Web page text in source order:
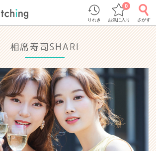
りれき お気に入り
0
さがす
相席寿司SHARI